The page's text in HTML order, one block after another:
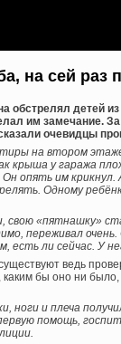
на сей раз
обстрелял детей
им замечание.
очевидцы
на втором
крыша у гаража
опять им
Одному
«пятнашку»
переживал
есть ли сейчас. У
ведь
бы оно ни
ноги и плеча
помощь,